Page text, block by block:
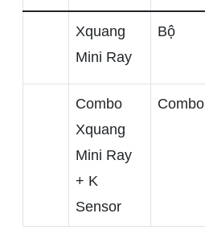
Xquang
Mini Ray
Bộ
Combo
Xquang
Mini Ray
+ K
Sensor
Combo